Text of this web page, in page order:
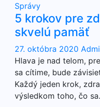
Správy
5 krokov pre
skvelú pamäť
27. októbra 2020
Hlava je nad telom,
sa cítime, bude
Každý jeden krok,
výsledkom toho, čo